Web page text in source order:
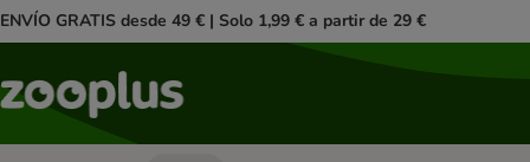
ENVÍO GRATIS desde 49 € | Solo 1,99 € a partir de 29 €